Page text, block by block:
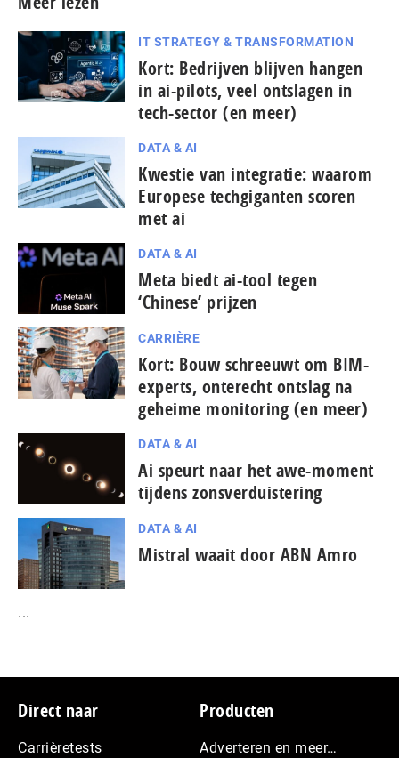
IT STRATEGY & TRANSFORMATION
Kort: Bedrijven blijven hangen
in ai-pilots, veel ontslagen in
tech-sector (en meer)
DATA & AI
Kwestie van integratie: waarom
Europese tech­gi­gan­ten scoren
met ai
DATA & AI
Meta biedt ai-tool tegen
‘Chinese’ prijzen
CARRIÈRE
Kort: Bouw schreeuwt om BIM-
experts, onterecht ontslag na
geheime monitoring (en meer)
DATA & AI
Ai speurt naar het awe-moment
tijdens zonsverduistering
DATA & AI
Mistral waait door ABN Amro
...
Footer
Direct naar
Carrièretests
Producten
Adverteren en meer…